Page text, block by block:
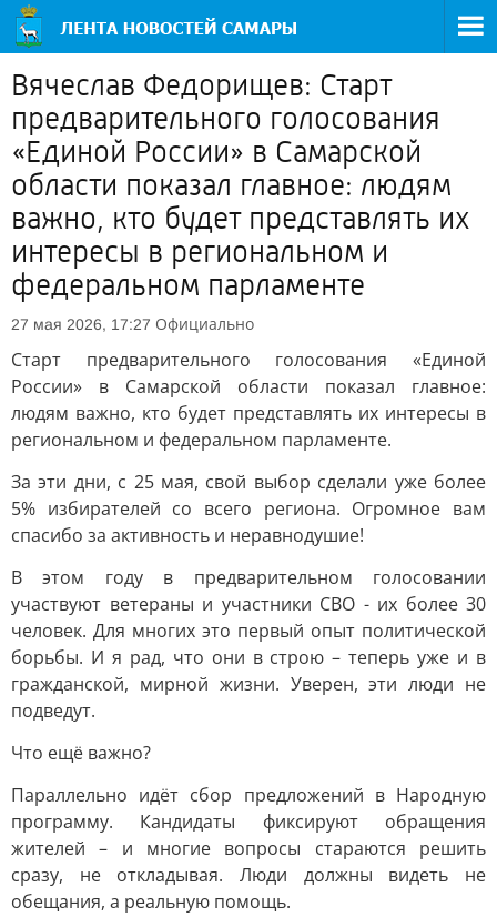
Вячеслав Федорищев: Старт
предварительного голосования
«Единой России» в Самарской
области показал главное: людям
важно, кто будет представлять их
интересы в региональном и
федеральном парламенте
27 мая 2026, 17:27 Официально
Старт предварительного голосования «Единой
России» в Самарской области показал главное:
людям важно, кто будет представлять их интересы в
региональном и федеральном парламенте.
За эти дни, с 25 мая, свой выбор сделали уже более
5% избирателей со всего региона. Огромное вам
спасибо за активность и неравнодушие!
В этом году в предварительном голосовании
участвуют ветераны и участники СВО - их более 30
человек. Для многих это первый опыт политической
борьбы. И я рад, что они в строю – теперь уже и в
гражданской, мирной жизни. Уверен, эти люди не
подведут.
Что ещё важно?
Параллельно идёт сбор предложений в Народную
программу. Кандидаты фиксируют обращения
жителей – и многие вопросы стараются решить
сразу, не откладывая. Люди должны видеть не
обещания, а реальную помощь.